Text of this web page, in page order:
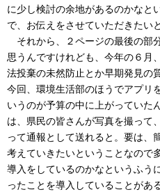
に少し検討の余地があるのかなと
で、お伝えをさせていただきたい
それから、２ページの最後の部
思うんですけれども、今年の６月
法投棄の未然防止とか早期発見の
今回、環境生活部のほうでアプリ
いうのが予算の中に上がっていた
は、県民の皆さんが写真を撮って
って通報として送れると。要は、
考えていきたいということなので
導入をしているのかなというふう
ったことを導入していることがあ